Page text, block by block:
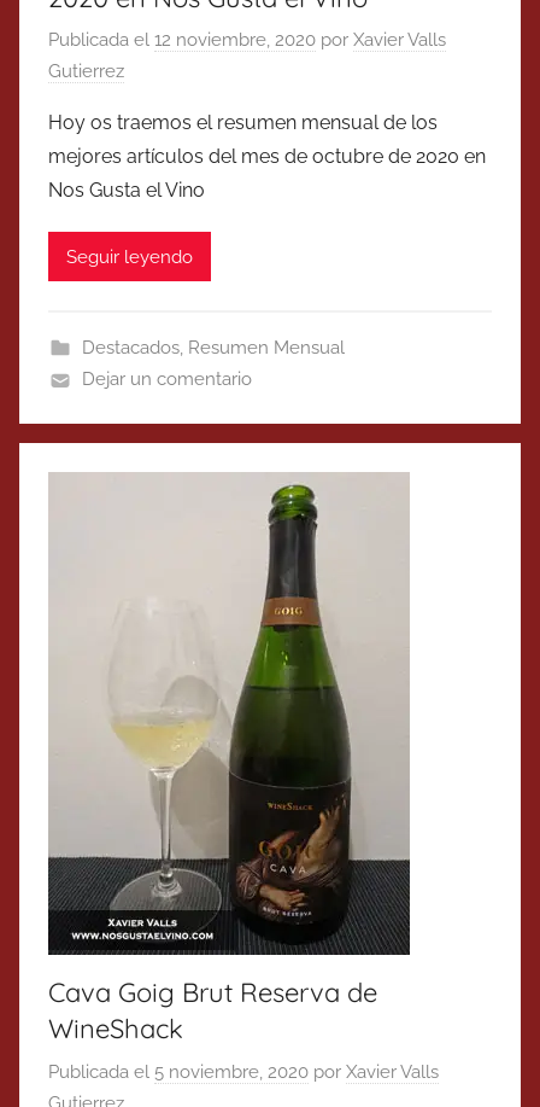
Publicada el 12 noviembre, 2020 por Xavier Valls
Gutierrez
Hoy os traemos el resumen mensual de los
mejores artículos del mes de octubre de 2020 en
Nos Gusta el Vino
Seguir leyendo
Destacados, Resumen Mensual
Dejar un comentario
Cava Goig Brut Reserva de
WineShack
Publicada el 5 noviembre, 2020 por Xavier Valls